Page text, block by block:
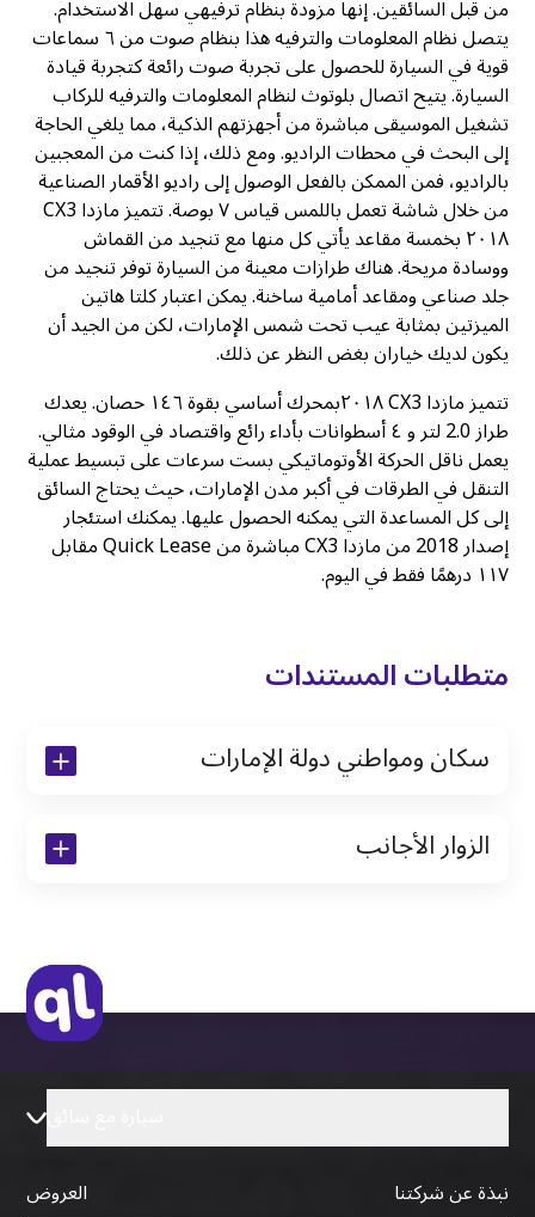
من قبل السائقين. إنها مزودة بنظام ترفيهي سهل الاستخدام.
يتصل نظام المعلومات والترفيه هذا بنظام صوت من ٦ سماعات
قوية في السيارة للحصول على تجربة صوت رائعة كتجربة قيادة
السيارة. يتيح اتصال بلوتوث لنظام المعلومات والترفيه للركاب
تشغيل الموسيقى مباشرة من أجهزتهم الذكية، مما يلغي الحاجة
إلى البحث في محطات الراديو. ومع ذلك، إذا كنت من المعجبين
بالراديو، فمن الممكن بالفعل الوصول إلى راديو الأقمار الصناعية
من خلال شاشة تعمل باللمس قياس ٧ بوصة. تتميز مازدا CX3
٢٠١٨ بخمسة مقاعد يأتي كل منها مع تنجيد من القماش
ووسادة مريحة. هناك طرازات معينة من السيارة توفر تنجيد من
جلد صناعي ومقاعد أمامية ساخنة. يمكن اعتبار كلتا هاتين
الميزتين بمثابة عيب تحت شمس الإمارات، لكن من الجيد أن
يكون لديك خياران بغض النظر عن ذلك.
تتميز مازدا CX3 ٢٠١٨بمحرك أساسي بقوة ١٤٦ حصان. يعدك
طراز 2.0 لتر و ٤ أسطوانات بأداء رائع واقتصاد في الوقود مثالي.
يعمل ناقل الحركة الأوتوماتيكي بست سرعات على تبسيط عملية
التنقل في الطرقات في أكبر مدن الإمارات، حيث يحتاج السائق
إلى كل المساعدة التي يمكنه الحصول عليها. يمكنك استئجار
إصدار 2018 من مازدا CX3 مباشرة من Quick Lease مقابل
١١٧ درهمًا فقط في اليوم.
متطلبات المستندات
سكان ومواطني دولة الإمارات
نسخة من تأشيرة الاقامة
الزوار الأجانب
نبذة عن شركتنا
العروض